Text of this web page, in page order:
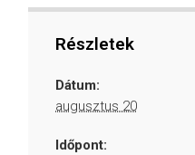
Részletek
Dátum:
augusztus 20
Időpont: